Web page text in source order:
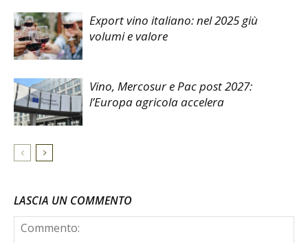
Export vino italiano: nel 2025 giù
volumi e valore
Vino, Mercosur e Pac post 2027:
l’Europa agricola accelera
LASCIA UN COMMENTO